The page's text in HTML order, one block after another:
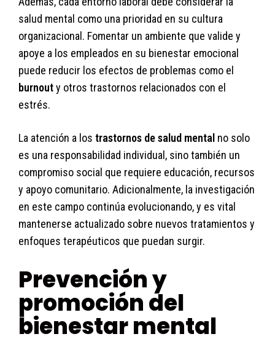
salud mental como una prioridad en su cultura
organizacional. Fomentar un ambiente que valide y
apoye a los empleados en su bienestar emocional
puede reducir los efectos de problemas como el
burnouty otros trastornos relacionados con el
estrés.
La atención a los trastornos de salud mental no solo
es una responsabilidad individual, sino también un
compromiso social que requiere educación, recursos
y apoyo comunitario. Adicionalmente, la investigación
en este campo continúa evolucionando, y es vital
mantenerse actualizado sobre nuevos tratamientos y
enfoques terapéuticos que puedan surgir.
Prevención y
promoción del
bienestar mental